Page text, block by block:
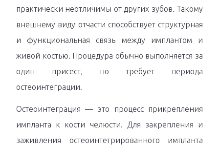
практически неотличимы от других зубов. Такому
внешнему виду отчасти способствует структурная
и функциональная связь между имплантом и
живой костью. Процедура обычно выполняется за
один присест, но требует периода
остеоинтеграции.
Остеоинтеграция — это процесс прикрепления
импланта к кости челюсти. Для закрепления и
заживления остеоинтегрированного импланта